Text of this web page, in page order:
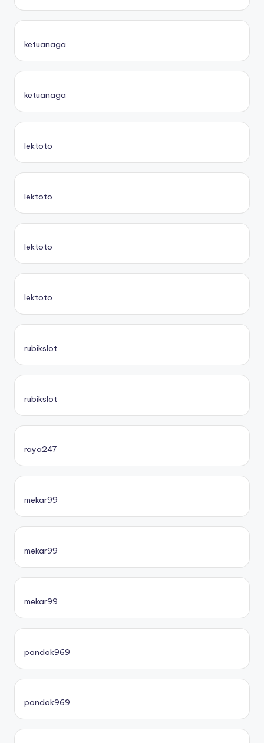
ketuanaga
ketuanaga
lektoto
lektoto
lektoto
lektoto
rubikslot
rubikslot
raya247
mekar99
mekar99
mekar99
pondok969
pondok969